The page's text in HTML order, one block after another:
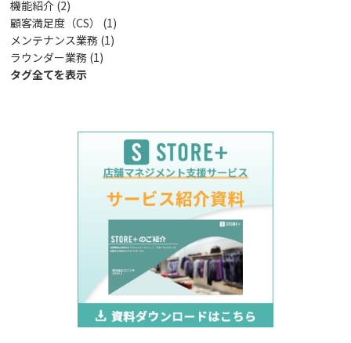
機能紹介 (2)
顧客満足度（CS） (1)
メンテナンス業務 (1)
ラウンダー業務 (1)
タグ全てを表示